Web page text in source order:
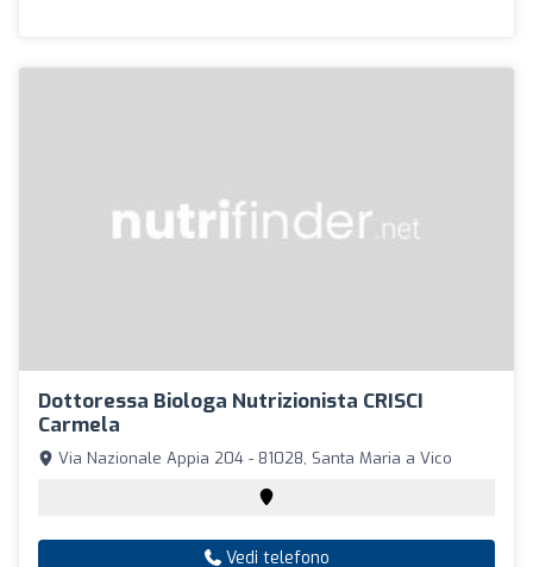
Dottoressa Biologa Nutrizionista CRISCI
Carmela
Via Nazionale Appia 204 - 81028, Santa Maria a Vico
Vedi telefono